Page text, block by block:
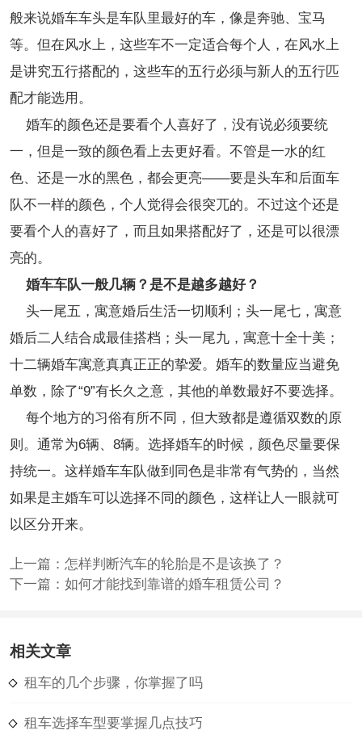
般来说婚车车头是车队里最好的车，像是奔驰、宝马
等。但在风水上，这些车不一定适合每个人，在风水上
是讲究五行搭配的，这些车的五行必须与新人的五行匹
配才能选用。
婚车的颜色还是要看个人喜好了，没有说必须要统
一，但是一致的颜色看上去更好看。不管是一水的红
色、还是一水的黑色，都会更亮——要是头车和后面车
队不一样的颜色，个人觉得会很突兀的。不过这个还是
要看个人的喜好了，而且如果搭配好了，还是可以很漂
亮的。
婚车车队一般几辆？是不是越多越好？
头一尾五，寓意婚后生活一切顺利；头一尾七，寓意
婚后二人结合成最佳搭档；头一尾九，寓意十全十美；
十二辆婚车寓意真真正正的挚爱。婚车的数量应当避免
单数，除了“9”有长久之意，其他的单数最好不要选择。
每个地方的习俗有所不同，但大致都是遵循双数的原
则。通常为6辆、8辆。选择婚车的时候，颜色尽量要保
持统一。这样婚车车队做到同色是非常有气势的，当然
如果是主婚车可以选择不同的颜色，这样让人一眼就可
以区分开来。
上一篇： 怎样判断汽车的轮胎是不是该换了？
下一篇： 如何才能找到靠谱的婚车租赁公司？
相关文章
租车的几个步骤，你掌握了吗
租车选择车型要掌握几点技巧